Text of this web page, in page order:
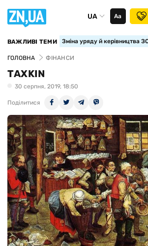
UA Аа
ВАЖЛИВІ ТЕМИ Зміна уряду й керівництва
ГОЛОВНА ФІНАНСИ
TAXKIN
30 серпня, 2019, 18:50
Поділитися